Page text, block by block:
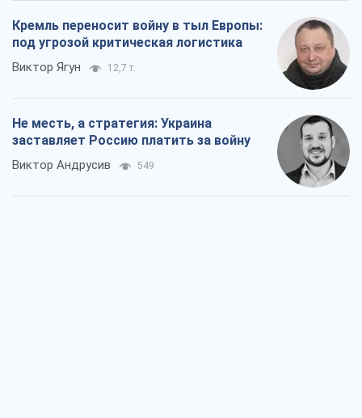
Кремль переносит войну в тыл Европы:
под угрозой критическая логистика
Виктор Ягун 12,7 т.
Не месть, а стратегия: Украина
заставляет Россию платить за войну
Виктор Андрусив 549